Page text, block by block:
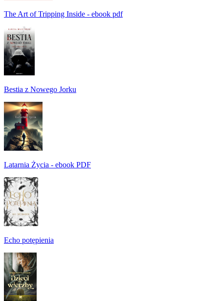
The Art of Tripping Inside - ebook pdf
Bestia z Nowego Jorku
Latarnia Życia - ebook PDF
Echo potępienia